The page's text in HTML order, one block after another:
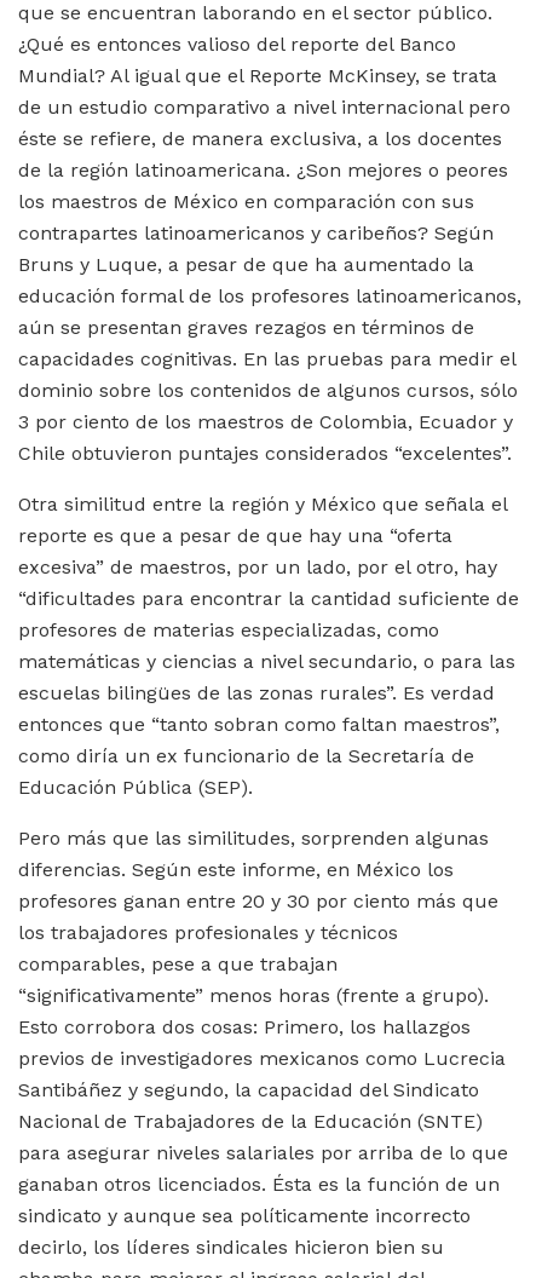
que se encuentran laborando en el sector público.
¿Qué es entonces valioso del reporte del Banco
Mundial? Al igual que el Reporte McKinsey, se trata
de un estudio comparativo a nivel internacional pero
éste se refiere, de manera exclusiva, a los docentes
de la región latinoamericana. ¿Son mejores o peores
los maestros de México en comparación con sus
contrapartes latinoamericanos y caribeños? Según
Bruns y Luque, a pesar de que ha aumentado la
educación formal de los profesores latinoamericanos,
aún se presentan graves rezagos en términos de
capacidades cognitivas. En las pruebas para medir el
dominio sobre los contenidos de algunos cursos, sólo
3 por ciento de los maestros de Colombia, Ecuador y
Chile obtuvieron puntajes considerados “excelentes”.
Otra similitud entre la región y México que señala el
reporte es que a pesar de que hay una “oferta
excesiva” de maestros, por un lado, por el otro, hay
“dificultades para encontrar la cantidad suficiente de
profesores de materias especializadas, como
matemáticas y ciencias a nivel secundario, o para las
escuelas bilingües de las zonas rurales”. Es verdad
entonces que “tanto sobran como faltan maestros”,
como diría un ex funcionario de la Secretaría de
Educación Pública (SEP).
Pero más que las similitudes, sorprenden algunas
diferencias. Según este informe, en México los
profesores ganan entre 20 y 30 por ciento más que
los trabajadores profesionales y técnicos
comparables, pese a que trabajan
“significativamente” menos horas (frente a grupo).
Esto corrobora dos cosas: Primero, los hallazgos
previos de investigadores mexicanos como Lucrecia
Santibáñez y segundo, la capacidad del Sindicato
Nacional de Trabajadores de la Educación (SNTE)
para asegurar niveles salariales por arriba de lo que
ganaban otros licenciados. Ésta es la función de un
sindicato y aunque sea políticamente incorrecto
decirlo, los líderes sindicales hicieron bien su